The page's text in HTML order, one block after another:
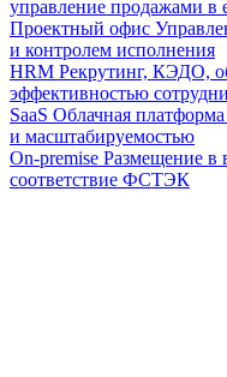
управление продажами в
Проектный офис
и контролем исполнения
HRM Рекрутинг, КЭДО,
эффективностью
SaaS Облачная
и масштабируемостью
On-premise Размещение
соответствие ФСТЭК